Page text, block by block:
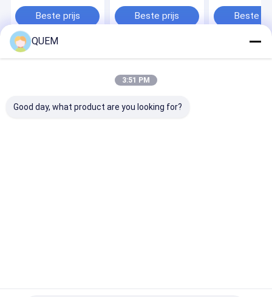
met 4 kanalen 0~40
dB
Beste prijs
krachtregeling
Stabilisatietijd
Beste prijs
Optische
Beste
Thuis
Ongeveer
Contacteer
Desktop
Sitemap
Privacy Policy
Guangzhou UC Instruments., Co. Ltd.. All Rights Reserved.
QUEM
3:51 PM
Good day, what product are you looking for?